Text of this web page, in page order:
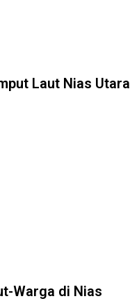
Laut Nias Utara
Warga di Nias